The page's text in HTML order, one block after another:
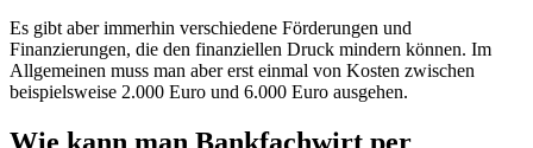
Es gibt aber immerhin verschiedene Förderungen und
Finanzierungen, die den finanziellen Druck mindern können. Im
Allgemeinen muss man aber erst einmal von Kosten zwischen
beispielsweise 2.000 Euro und 6.000 Euro ausgehen.